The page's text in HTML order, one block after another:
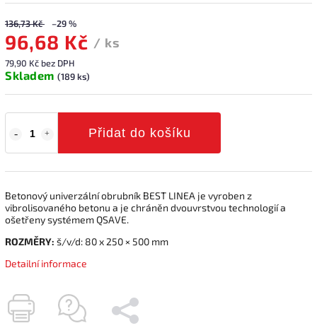
136,73 Kč –29 %
96,68 Kč / ks
79,90 Kč bez DPH
Skladem (189 ks)
Přidat do košíku
Betonový univerzální obrubník BEST LINEA je vyroben z
vibrolisovaného betonu a je chráněn dvouvrstvou technologií a
ošetřeny systémem QSAVE.
ROZMĚRY: š/v/d: 80 x 250 × 500 mm
Detailní informace